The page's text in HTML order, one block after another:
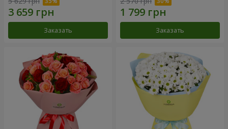
Заказать Заказать